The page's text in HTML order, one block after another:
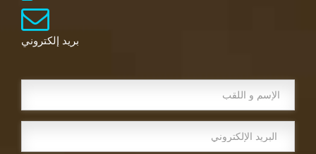
بريد إلكتروني